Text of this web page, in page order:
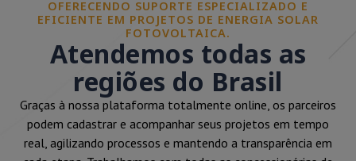
OFERECENDO SUPORTE ESPECIALIZADO E
EFICIENTE EM PROJETOS DE ENERGIA SOLAR
FOTOVOLTAICA.
Atendemos todas as
regiões do Brasil
Graças à nossa plataforma totalmente online, os parceiros
podem cadastrar e acompanhar seus projetos em tempo
real, agilizando processos e mantendo a transparência em